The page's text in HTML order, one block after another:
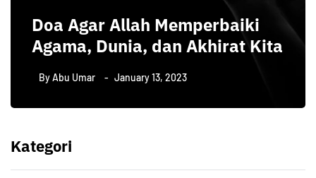
Doa Agar Allah Memperbaiki
Agama, Dunia, dan Akhirat Kita
ByAbu Umar January 13, 2023
Kategori